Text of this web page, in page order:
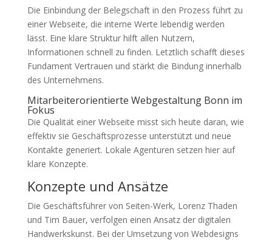
Die Einbindung der Belegschaft in den Prozess führt zu
einer Webseite, die interne Werte lebendig werden
lässt. Eine klare Struktur hilft allen Nutzern,
Informationen schnell zu finden. Letztlich schafft dieses
Fundament Vertrauen und stärkt die Bindung innerhalb
des Unternehmens.
Mitarbeiterorientierte Webgestaltung Bonn im
Fokus
Die Qualität einer Webseite misst sich heute daran, wie
effektiv sie Geschäftsprozesse unterstützt und neue
Kontakte generiert. Lokale Agenturen setzen hier auf
klare Konzepte.
Konzepte und Ansätze
Die Geschäftsführer von Seiten-Werk, Lorenz Thaden
und Tim Bauer, verfolgen einen Ansatz der digitalen
Handwerkskunst. Bei der Umsetzung von Webdesigns